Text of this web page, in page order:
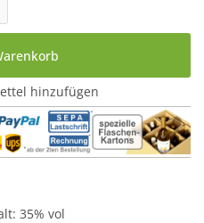
hinzufügen
35% vol